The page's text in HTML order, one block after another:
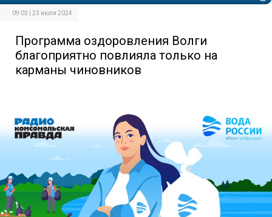
09:03 | 23 июля 2024
Программа оздоровления Волги
благоприятно повлияла только на
карманы чиновников